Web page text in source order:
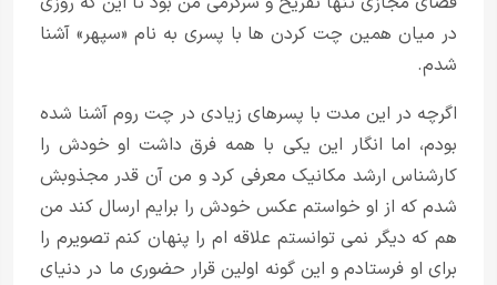
در میان همین چت کردن ها با پسری به نام «سپهر» آشنا
شدم.
اگرچه در این مدت با پسرهای زیادی در چت روم آشنا شده
بودم، اما انگار این یکی با همه فرق داشت او خودش را
کارشناس ارشد مکانیک معرفی کرد و من آن قدر مجذوبش
شدم که از او خواستم عکس خودش را برایم ارسال کند من
هم که دیگر نمی توانستم علاقه ام را پنهان کنم تصویرم را
برای او فرستادم و این گونه اولین قرار حضوری ما در دنیای